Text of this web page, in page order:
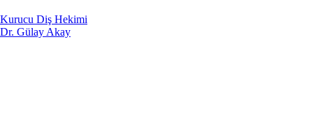
Kurucu Diş Hekimi
Dr. Gülay Akay